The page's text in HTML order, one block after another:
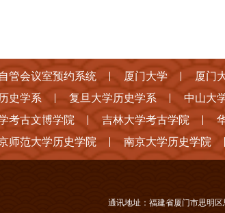
管会议室预约系统 厦门大学 厦门
史学系 复旦大学历史学系 中山大
考古文博学院 吉林大学考古学院
师范大学历史学院 南京大学历史学院
通讯地址：福建省厦门市思明